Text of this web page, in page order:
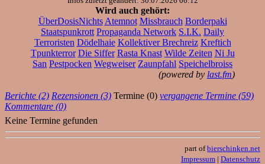
Wird auch gehört:
ÜberDosisNichts Atemnot Missbrauch Borderpaki
Staatspunkrott Propaganda Network S.I.K. Daily
Terroristen Dödelhaie Kollektiver Brechreiz Kreftich
Tpunkterror Die Siffer Rasta Knast Wilde Zeiten Ni Ju
San Pestpocken Wegweiser Zaunpfahl Speichelbroiss
(powered by last.fm)
Berichte (2) Rezensionen (3) Termine (0) vergangene Termine (59)
Kommentare (0)
Keine Termine gefunden
part ofbierschinken.net
Impressum | Datenschutz